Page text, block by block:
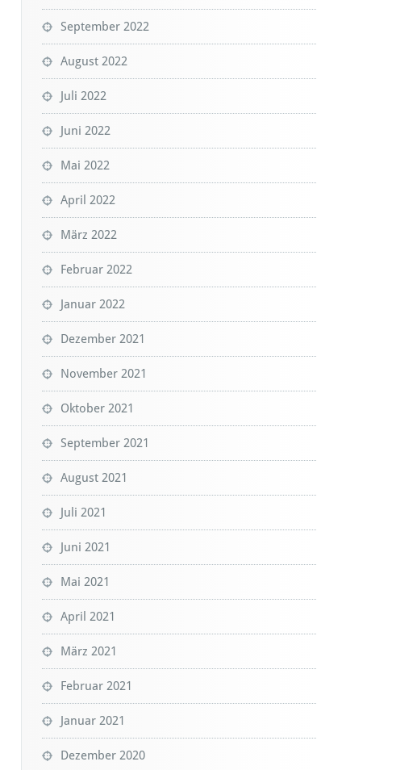
September 2022
August 2022
Juli 2022
Juni 2022
Mai 2022
April 2022
März 2022
Februar 2022
Januar 2022
Dezember 2021
November 2021
Oktober 2021
September 2021
August 2021
Juli 2021
Juni 2021
Mai 2021
April 2021
März 2021
Februar 2021
Januar 2021
Dezember 2020